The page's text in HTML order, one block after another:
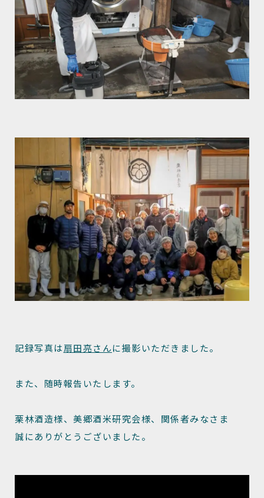
記録写真は扇田亮さんに撮影いただきました。
また、随時報告いたします。
栗林酒造様、美郷酒米研究会様、関係者みなさま
誠にありがとうございました。